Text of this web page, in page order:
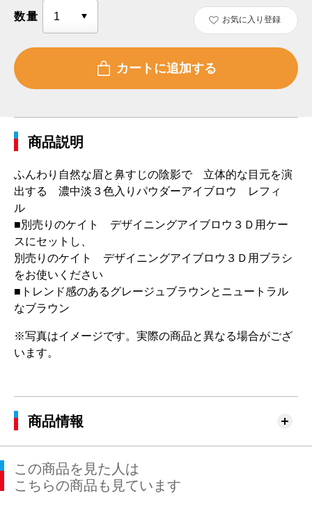
数量 お気に入り登録
商品説明
ふんわり自然な眉と鼻すじの陰影で 立体的な目元を演
出する 濃中淡３色入りパウダーアイブロウ レフィ
ル
■別売りのケイト デザイニングアイブロウ３Ｄ用ケー
スにセットし、
別売りのケイト デザイニングアイブロウ３Ｄ用ブラシ
をお使いください
■トレンド感のあるグレージュブラウンとニュートラル
なブラウン
※写真はイメージです。実際の商品と異なる場合がござ
います。
商品情報
この商品を見た人は
こちらの商品も見ています